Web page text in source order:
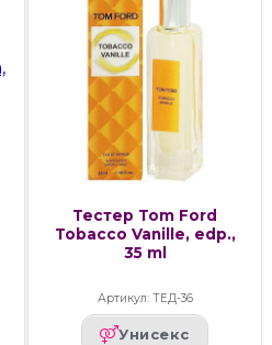
Тестер Tom Ford
Tobacco Vanille, edp.,
35 ml
Артикул: ТЕД-36
Унисекс